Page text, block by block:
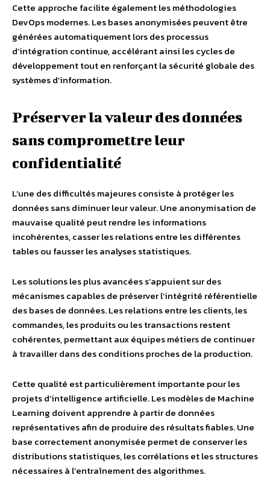
Cette approche facilite également les méthodologies
DevOps modernes. Les bases anonymisées peuvent être
générées automatiquement lors des processus
d’intégration continue, accélérant ainsi les cycles de
développement tout en renforçant la sécurité globale des
systèmes d’information.
Préserver la valeur des données
sans compromettre leur
confidentialité
L’une des difficultés majeures consiste à protéger les
données sans diminuer leur valeur. Une anonymisation de
mauvaise qualité peut rendre les informations
incohérentes, casser les relations entre les différentes
tables ou fausser les analyses statistiques.
Les solutions les plus avancées s’appuient sur des
mécanismes capables de préserver l’intégrité référentielle
des bases de données. Les relations entre les clients, les
commandes, les produits ou les transactions restent
cohérentes, permettant aux équipes métiers de continuer
à travailler dans des conditions proches de la production.
Cette qualité est particulièrement importante pour les
projets d’intelligence artificielle. Les modèles de Machine
Learning doivent apprendre à partir de données
représentatives afin de produire des résultats fiables. Une
base correctement anonymisée permet de conserver les
distributions statistiques, les corrélations et les structures
nécessaires à l’entraînement des algorithmes.